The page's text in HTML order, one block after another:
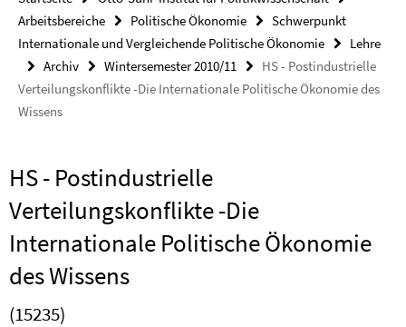
Arbeitsbereiche
Politische Ökonomie
Schwerpunkt
Internationale und Vergleichende Politische Ökonomie
Lehre
Archiv
Wintersemester 2010/11
HS - Postindustrielle
Verteilungskonflikte -Die Internationale Politische Ökonomie des
Wissens
HS - Postindustrielle
Verteilungskonflikte -Die
Internationale Politische Ökonomie
des Wissens
(15235)